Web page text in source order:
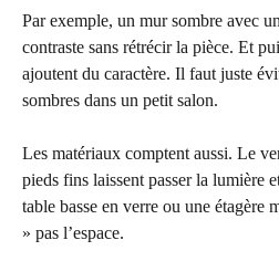
Par exemple, un mur sombre avec
contraste sans rétrécir la pièce. Et
ajoutent du caractère. Il faut juste
sombres dans un petit salon.
Les matériaux comptent aussi. Le
pieds fins laissent passer la lumière
table basse en verre ou une étagère
» pas l’espace.